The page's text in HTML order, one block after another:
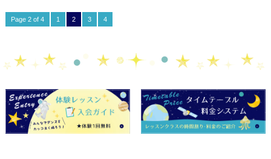
Page 2 of 4 1 2 3 4